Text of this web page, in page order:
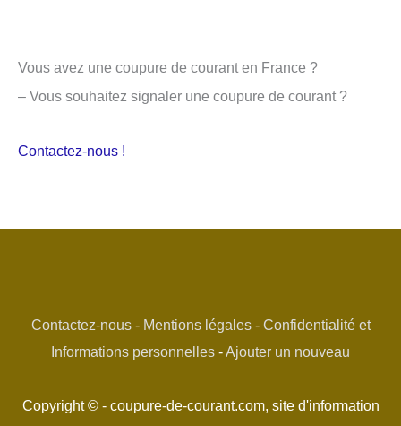
Vous avez une coupure de courant en France ?
– Vous souhaitez signaler une coupure de courant ?
Contactez-nous !
Contactez-nous- Mentions légales- Confidentialité et
Informations personnelles -Ajouter un nouveau
Copyright © - coupure-de-courant.com, site d'information